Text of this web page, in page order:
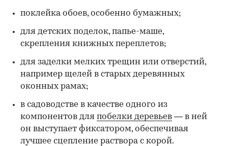
поклейка обоев, особенно бумажных;
для детских поделок, папье-маше,
скрепления книжных переплетов;
для заделки мелких трещин или отверстий,
например щелей в старых деревянных
оконных рамах;
в садоводстве в качестве одного из
компонентов для побелки деревьев — в ней
он выступает фиксатором, обеспечивая
лучшее сцепление раствора с корой.